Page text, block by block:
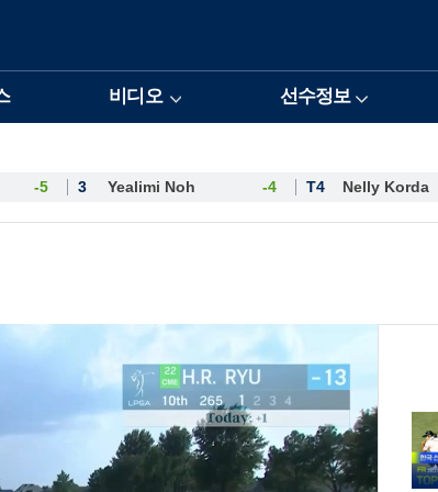
비디오 선수정보
-5 3 Yealimi Noh -4 T4 Nelly Korda